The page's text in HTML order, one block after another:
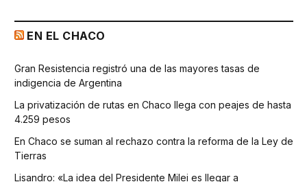
EN EL CHACO
Gran Resistencia registró una de las mayores tasas de
indigencia de Argentina
La privatización de rutas en Chaco llega con peajes de hasta
4.259 pesos
En Chaco se suman al rechazo contra la reforma de la Ley de
Tierras
Lisandro: «La idea del Presidente Milei es llegar a